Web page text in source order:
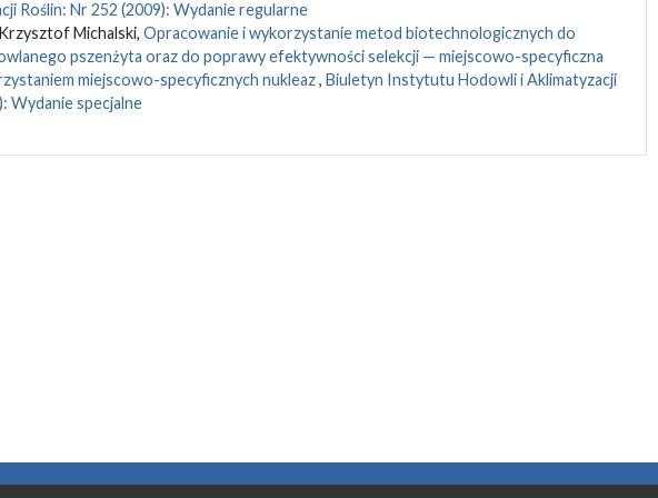
Roślin: Nr 252 (2009): Wydanie regularne
Michalski, Opracowanie i wykorzystanie metod biotechnologicznych do
pszenżyta oraz do poprawy efektywności selekcji — miejscowo-specyficzna
miejscowo-specyficznych nukleaz, Biuletyn Instytutu Hodowli i Aklimatyzacji
Wydanie specjalne
1999 2001 2003 2004 2005 2007 2009 2010 2015